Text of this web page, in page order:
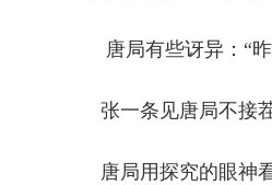
唐局有些讶异：“
张一条见唐局不接
唐局用探究的眼神